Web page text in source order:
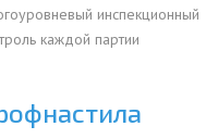
инспекционный
каждой партии